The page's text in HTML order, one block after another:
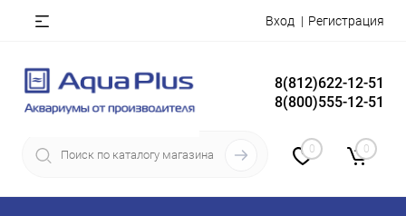
Вход Регистрация
8(812)622-12-51
8(800)555-12-51
0 0